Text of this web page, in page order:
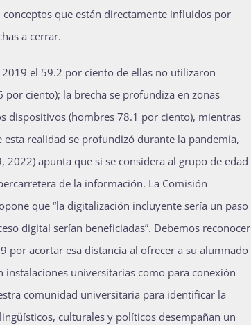
que están directamente influidos por
a cerrar.
el 59.2 por ciento de ellas no utilizaron
ciento); la brecha se profundiza en zonas
dispositivos (hombres 78.1 por ciento), mientras
realidad se profundizó durante la pandemia,
2022) apunta que si se considera al grupo de edad
de la información. La Comisión
que “la digitalización incluyente sería un paso
digital serían beneficiadas”. Debemos reconocer
por acortar esa distancia al ofrecer a su alumnado
universitarias como para conexión
comunidad universitaria para identificar la
culturales y políticos desempañan un